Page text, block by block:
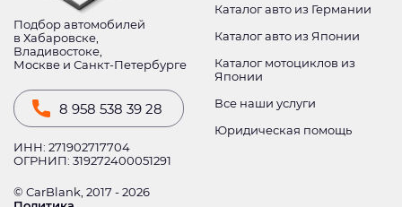
Подбор автомобилей
в Хабаровске,
Владивостоке,
Москве и Санкт-Петербурге
8 958 538 39 28
ИНН: 271902717704
ОГРНИП: 319272400051291
© CarBlank, 2017 - 2026
Каталог авто из Германии
Каталог авто из Японии
Каталог мотоциклов из
Японии
Все наши услуги
Юридическая помощь